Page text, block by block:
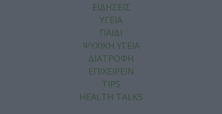
ΕΙΔΗΣΕΙΣ
ΥΓΕΙΑ
ΠΑΙΔΙ
ΨΥΧΙΚΗ ΥΓΕΙΑ
ΔΙΑΤΡΟΦΗ
ΕΠΙΧΕΙΡΕΙΝ
TIPS
HEALTH TALKS